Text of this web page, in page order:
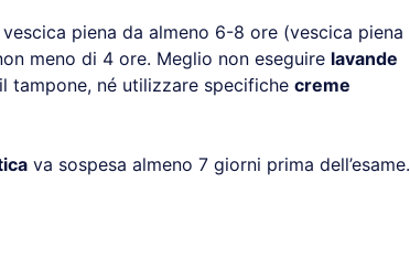
piena da almeno 6-8 ore (vescica piena
meno di 4 ore. Meglio non eseguire lavande
né utilizzare specifiche creme
va sospesa almeno 7 giorni prima dell’esame.